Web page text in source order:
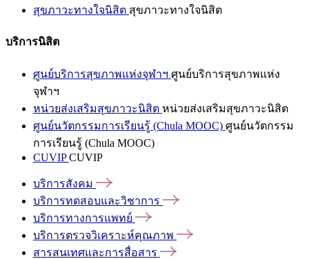
สุขภาวะทางใจนิสิต สุขภาวะทางใจนิสิต
บริการนิสิต
ศูนย์บริการสุขภาพแห่งจุฬาฯ ศูนย์บริการสุขภาพแห่ง
จุฬาฯ
หน่วยส่งเสริมสุขภาวะนิสิต หน่วยส่งเสริมสุขภาวะนิสิต
ศูนย์นวัตกรรมการเรียนรู้ (Chula MOOC) ศูนย์นวัตกรรม
การเรียนรู้ (Chula MOOC)
CUVIPCUVIP
บริการสังคม
บริการทดสอบและวิชาการ
บริการทางการแพทย์
บริการตรวจวิเคราะห์คุณภาพ
สารสนเทศและการสื่อสาร